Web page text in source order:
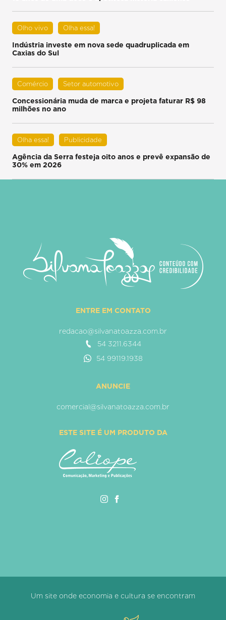
Olho vivo Olha essa!
Indústria investe em nova sede quadruplicada em
Caxias do Sul
Comércio Setor automotivo
Concessionária muda de marca e projeta faturar R$ 98
milhões no ano
Olha essa! Publicidade
Agência da Serra festeja oito anos e prevê expansão de
30% em 2026
ENTRE EM CONTATO
redacao@silvanatoazza.com.br
54 3211.6344
54 99119.1938
ANUNCIE
comercial@silvanatoazza.com.br
ESTE SITE É UM PRODUTO DA
Um site onde economia e cultura se encontram